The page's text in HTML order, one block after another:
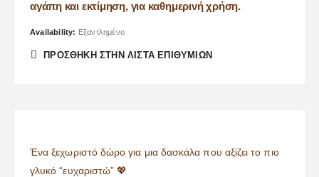
αγάπη και εκτίμηση, για καθημερινή χρήση.
Availability: Εξαντλημένο
ΠΡΌΣΘΉΚΗ ΣΤΗΝ ΛΊΣΤΑ ΕΠΙΘΥΜΙΏΝ
Ένα ξεχωριστό δώρο για μια δασκάλα που αξίζει το πιο
γλυκό “ευχαριστώ” 💖